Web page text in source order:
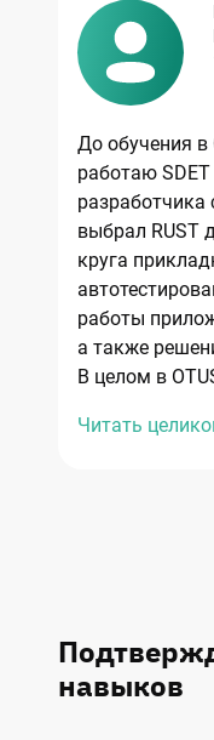
До обучения в
работаю
разработчика
выбрал RUST
круга
работы
а также
В целом в
по
дало, во-
уже
расширило
Читать
навыков